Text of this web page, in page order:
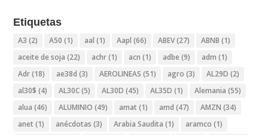
Etiquetas
A3 (2) A50 (1) aal (1) Aapl (66) ABEV(27) ABNB (1)
aceite de soja (22) achr(1) acn (1) adbe (9) adm (1)
Adr(18) ae38d (3) AEROLINEAS (51) agro (3) AL29D (2)
al30$ (4) AL30C(5) AL30D (45) AL35D (1) Alemania (55)
alua (46) ALUMINIO (49) amat (1) amd (47) AMZN (34)
anet (1) anécdotas (3) Arabia Saudita (1) aramco (1)